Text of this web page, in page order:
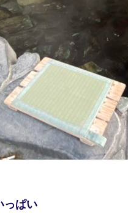
っぱい